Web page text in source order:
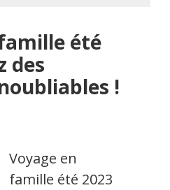
été
des
!
Voyage en
famille été 2023